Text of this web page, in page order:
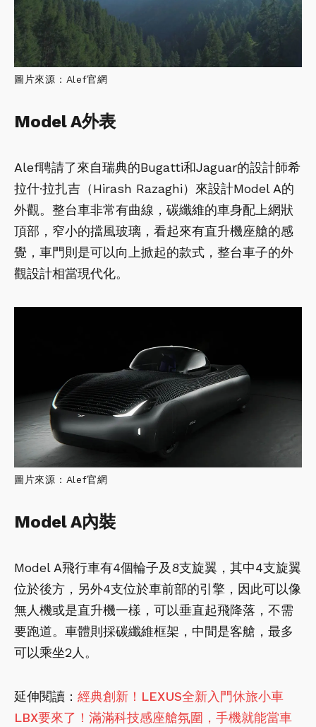
圖片來源：Alef官網
Model A外表
Alef聘請了來自瑞典的Bugatti和Jaguar的設計師希
拉什·拉扎吉（Hirash Razaghi）來設計Model A的
外觀。整台車非常有曲線，碳纖維的車身配上網狀
頂部，窄小的擋風玻璃，看起來有直升機座艙的感
覺，車門則是可以向上掀起的款式，整台車子的外
觀設計相當現代化。
圖片來源：Alef官網
Model A內裝
Model A飛行車有4個輪子及8支旋翼，其中4支旋翼
位於後方，另外4支位於車前部的引擎，因此可以像
無人機或是直升機一樣，可以垂直起飛降落，不需
要跑道。車體則採碳纖維框架，中間是客艙，最多
可以乘坐2人。
延伸閱讀： 經典創新！LEXUS全新入門休旅小車
LBX要來了！滿滿科技感座艙氛圍，手機就能當車